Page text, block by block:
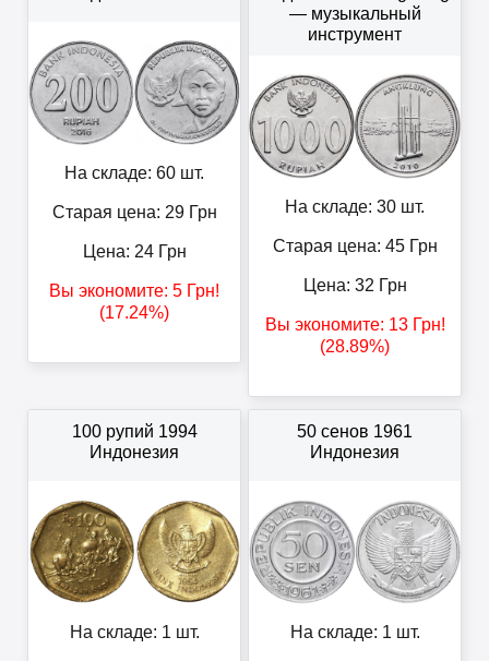
На складе: 60 шт.
Старая цена: 29Грн
Цена: 24Грн
Вы экономите: 5 Грн!
(17.24%)
— музыкальный
инструмент
На складе: 30 шт.
Старая цена: 45Грн
Цена: 32 Грн
Вы экономите: 13Грн!
(28.89%)
100 рупий 1994
Индонезия
На складе: 1 шт.
50 сенов 1961
Индонезия
На складе: 1 шт.